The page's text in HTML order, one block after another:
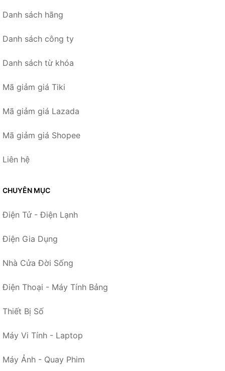
Danh sách hãng
Danh sách công ty
Danh sách từ khóa
Mã giảm giá Tiki
Mã giảm giá Lazada
Mã giảm giá Shopee
Liên hệ
CHUYÊN MỤC
Điện Tử - Điện Lạnh
Điện Gia Dụng
Nhà Cửa Đời Sống
Điện Thoại - Máy Tính Bảng
Thiết Bị Số
Máy Vi Tính - Laptop
Máy Ảnh - Quay Phim